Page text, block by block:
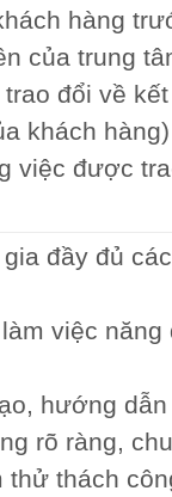
hàng
của trung
đổi về
khách hàng)
việc được
đầy đủ
việc
hướng
rõ ràng,
thử thách